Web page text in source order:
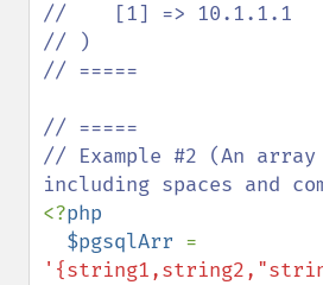
//    [1] => 10.1.1.1
// )
// =====
// =====
// Example #2 (An
<?php
  $pgsqlArr